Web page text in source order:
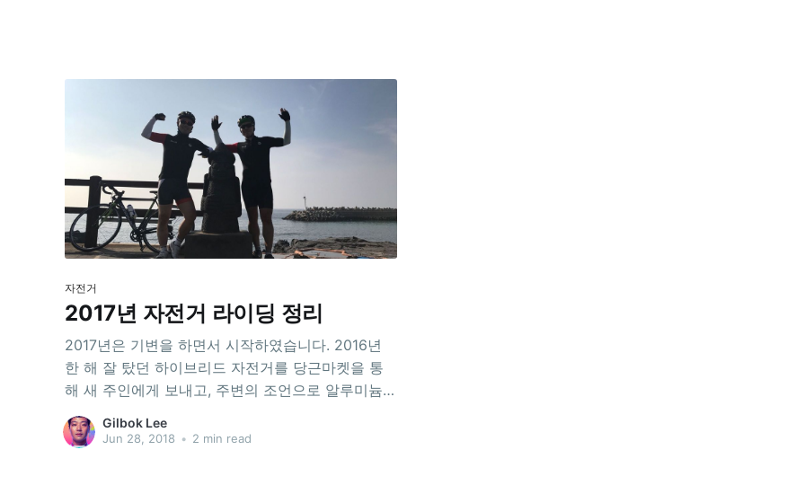
자전거
2017년 자전거 라이딩 정리
2017년은 기변을 하면서 시작하였습니다. 2016년
한 해 잘 탔던 하이브리드 자전거를 당근마켓을 통
해 새 주인에게 보내고, 주변의 조언으로 알루미늄
바디의 캐논데일 CAAD 12를 마련하게 됩니다. 요약
총 주행거리: 1,487km 자출(편도): 36회 라이딩 기
Gilbok Lee
Jun 28, 2018 • 2 min read